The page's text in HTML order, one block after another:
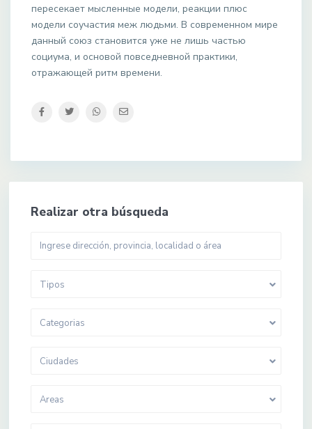
пересекает мысленные модели, реакции плюс
модели соучастия меж людьми. В современном мире
данный союз становится уже не лишь частью
социума, и основой повседневной практики,
отражающей ритм времени.
Realizar otra búsqueda
Tipos
Categorias
Ciudades
Areas